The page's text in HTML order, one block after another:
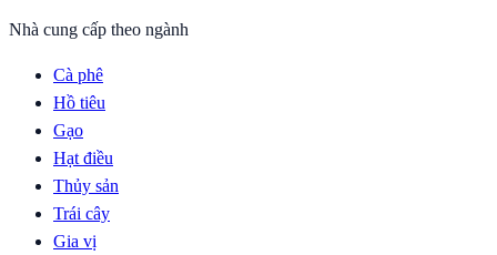
Nhà cung cấp theo ngành
Cà phê
Hồ tiêu
Gạo
Hạt điều
Thủy sản
Trái cây
Gia vị